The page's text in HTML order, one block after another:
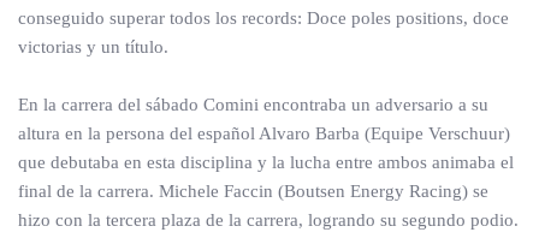
conseguido superar todos los records: Doce poles positions, doce
victorias y un título.
En la carrera del sábado Comini encontraba un adversario a su
altura en la persona del español Alvaro Barba (Equipe Verschuur)
que debutaba en esta disciplina y la lucha entre ambos animaba el
final de la carrera. Michele Faccin (Boutsen Energy Racing) se
hizo con la tercera plaza de la carrera, logrando su segundo podio.